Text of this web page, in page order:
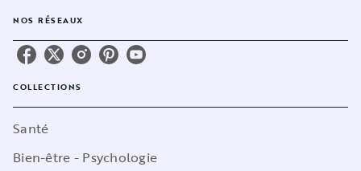
NOS RÉSEAUX
COLLECTIONS
Santé
Bien-être - Psychologie